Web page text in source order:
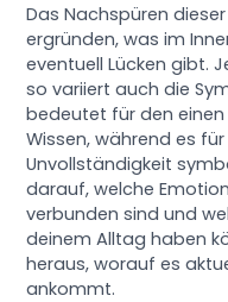
Das Nachspüren
ergründen, was im
eventuell Lücken gibt.
so variiert auch die
bedeutet für den
Wissen, während es
Unvollständigkeit
darauf, welche
verbunden sind und
deinem Alltag haben
heraus, worauf es
ankommt.